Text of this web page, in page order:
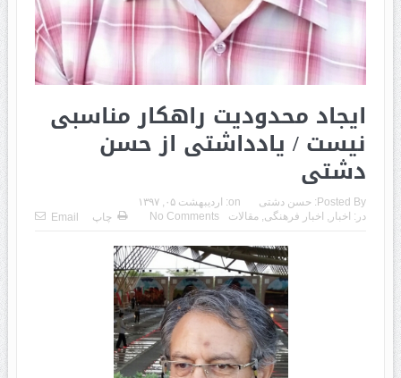
ایجاد محدودیت راهکار مناسبی
نیست / یادداشتی از حسن
دشتی
Posted By: حسن دشتی on:
اردیبهشت ۰۵, ۱۳۹۷
در: اخبار , اخبار فرهنگی, مقالات No Comments چاپ Email